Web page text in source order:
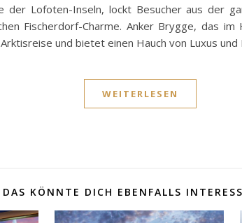
der Lofoten-Inseln, lockt Besucher aus der
Fischerdorf-Charme. Anker Brygge, das
und bietet einen Hauch von Luxus
WEITERLESEN
DAS KÖNNTE DICH EBENFALLS